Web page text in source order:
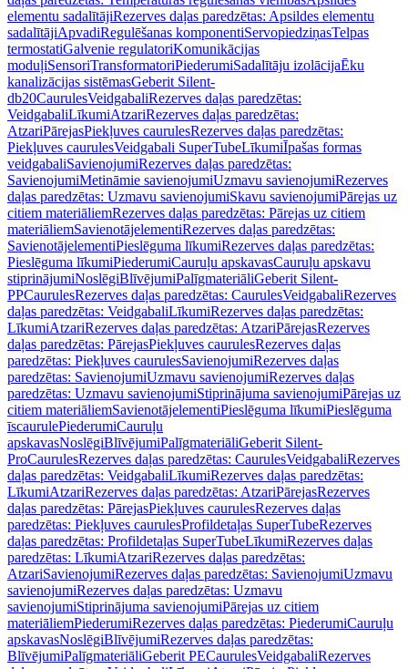
elementu sadalītājiRezerves daļas paredzētas: Apsildes elementu
sadalītājiApvadiRegulēšanas komponentiServopiedziņasTelpas
termostatiGalvenie regulatoriKomunikācijas
moduļiSensoriTransformatoriPiederumiSadalītāju izolācijaĒku
kanalizācijas sistēmasGeberit Silent-
db20CaurulesVeidgabaliRezerves daļas paredzētas:
VeidgabaliLīkumiAtzariRezerves daļas paredzētas:
AtzariPārejasPiekļuves caurulesRezerves daļas paredzētas:
Piekļuves caurulesVeidgabali SuperTubeLīkumiĪpašas formas
veidgabaliSavienojumiRezerves daļas paredzētas:
SavienojumiMetināmie savienojumiUzmavu savienojumiRezerves
daļas paredzētas: Uzmavu savienojumiSkavu savienojumiPārejas uz
citiem materiāliemRezerves daļas paredzētas: Pārejas uz citiem
materiāliemSavienotājelementiRezerves daļas paredzētas:
SavienotājelementiPieslēguma līkumiRezerves daļas paredzētas:
Pieslēguma līkumiPiederumiCauruļu apskavasCauruļu apskavu
stiprinājumiNoslēgiBlīvējumiPalīgmateriāliGeberit Silent-
PPCaurulesRezerves daļas paredzētas: CaurulesVeidgabaliRezerves
daļas paredzētas: VeidgabaliLīkumiRezerves daļas paredzētas:
LīkumiAtzariRezerves daļas paredzētas: AtzariPārejasRezerves
daļas paredzētas: PārejasPiekļuves caurulesRezerves daļas
paredzētas: Piekļuves caurulesSavienojumiRezerves daļas
paredzētas: SavienojumiUzmavu savienojumiRezerves daļas
paredzētas: Uzmavu savienojumiStiprinājuma savienojumiPārejas uz
citiem materiāliemSavienotājelementiPieslēguma līkumiPieslēguma
īscaurulePiederumiCauruļu
apskavasNoslēgiBlīvējumiPalīgmateriāliGeberit Silent-
ProCaurulesRezerves daļas paredzētas: CaurulesVeidgabaliRezerves
daļas paredzētas: VeidgabaliLīkumiRezerves daļas paredzētas:
LīkumiAtzariRezerves daļas paredzētas: AtzariPārejasRezerves
daļas paredzētas: PārejasPiekļuves caurulesRezerves daļas
paredzētas: Piekļuves caurulesProfildetaļas SuperTubeRezerves
daļas paredzētas: Profildetaļas SuperTubeLīkumiRezerves daļas
paredzētas: LīkumiAtzariRezerves daļas paredzētas:
AtzariSavienojumiRezerves daļas paredzētas: SavienojumiUzmavu
savienojumiRezerves daļas paredzētas: Uzmavu
savienojumiStiprinājuma savienojumiPārejas uz citiem
materiāliemPiederumiRezerves daļas paredzētas: PiederumiCauruļu
apskavasNoslēgiBlīvējumiRezerves daļas paredzētas:
BlīvējumiPalīgmateriāliGeberit PECaurulesVeidgabaliRezerves